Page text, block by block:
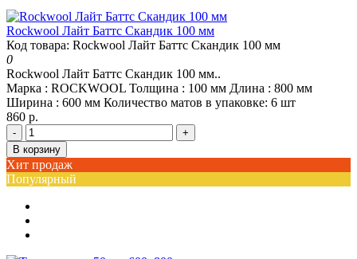
Rockwool Лайт Баттс Скандик 100 мм
Код товара: Rockwool Лайт Баттс Скандик 100 мм
0
Rockwool Лайт Баттс Скандик 100 мм..
Марка : ROCKWOOL Толщина : 100 мм Длина : 800 мм
Ширина : 600 мм Количество матов в упаковке: 6 шт
860 р.
-
+
В корзину
Хит продаж
Популярный